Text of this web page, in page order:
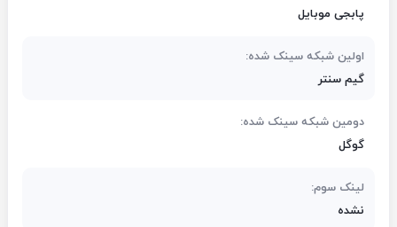
پابجی موبایل
اولین شبکه سینک شده:
گیم سنتر
دومین شبکه سینک شده:
گوگل
لینک سوم:
نشده